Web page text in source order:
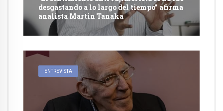
desgastando a lo largo del tiempo” afirma
analista Martin Tanaka
ENTREVISTA